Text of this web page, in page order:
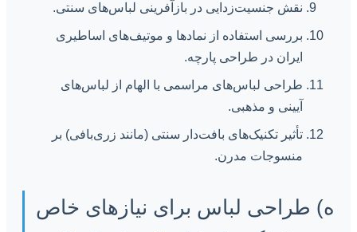
نقش جنسیت‌زدایی در بازآفرینی لباس‌های سنتی.
بررسی استفاده از نمادها و موتیف‌های اساطیری
ایران در طراحی پارچه.
طراحی لباس‌های مراسمی با الهام از لباس‌های
آیینی و مذهبی.
تأثیر تکنیک‌های بافت‌دار سنتی (مانند زری‌بافی) بر
منسوجات مدرن.
ه) طراحی لباس برای نیازهای خاص